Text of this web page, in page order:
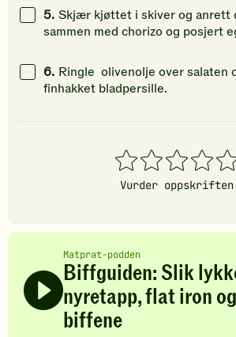
5. Skjær kjøttet i skiver og anrett
sammen med chorizo og posjert
6. Ringle olivenolje over salaten
finhakket bladpersille.
1
stjerner
2
stjerner
3
stjerner
4
stjerner
5
Vurder oppskriften
Matprat-podden
Biffguiden: Slik
nyretapp, flat iron
biffene